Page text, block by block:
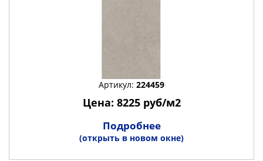
Артикул: 224459
Цена: 8225 руб/м2
Подробнее
(открыть в новом окне)